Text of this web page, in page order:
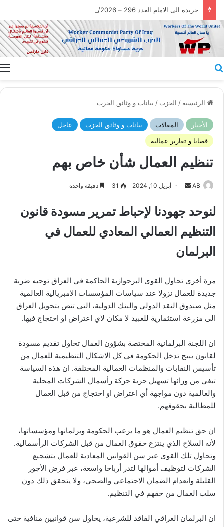
جريدة الى الامام العدد 296 – 28/07/2026
الرئيسية / الحزب / بيانات و وثائق الحزب
الأخبار المقالات بيانات و وثائق الحزب
عاجل
قضايا و تقارير عمالية
تنظيم العمال شأن خاص بهم
AB
أرسل
إلكترونيا
أبريل 10, 2024 31 دقيقة واحدة
لنوحد جهودنا لإحباط تمرير مسودة قانون
التنظيم العمالي المعادي للعمال في
البرلمان
مرة أخرى تحاول القوى البرجوازية الحاكمة في العراق توجيه ضربة
جديدة للعمال نزولا عند سياسات المؤسسات الامبريالية العالمية
مثل صندوق النقد الدولي والبنك الدولية، التي تنص بتحويل العراق
الى مزرعة استثمارية للعبيد لا مكان لاي اعتراض او احتجاج فيها.
ان اللجنة البرلمانية المختصة بشؤون العمال تحاول تقديم مسودة
لقانون يبيح تدخل الحكومة في كل الاشكال التنظيمية للعمال من
تأسيس النقابات والمنظمات العمالية المختلفة. ان هذه السياسة
تبغي من ورائها تسهيل حرية حركة رأسمال الشركات المحلية
والعالمية دون مواجهة أي اعتراض او احتجاج من قبل العمال
للمطالبة بحقوقهم.
ان حق تنظيم العمال هو ما يرعب الحكومة وبرلمانها ومؤسساتها،
لأنه السلاح الذي ينتزع حقوق العمال من قبل الشركات الرأسمالية.
وتحاول تلك القوى عبر سن القوانين المعادية للعمال بتشجيع
الشركات لتوظيف أموالها لتدر أرباحا واسعة، عبر فرض الأجور
القليلة وانعدام الضمان الاجتماعي والصحي، ولا يتحقق ذلك دون
سلب العمال من حقهم في التنظيم.
ان البرلمان العراقي الفاقد للشرعية، يحاول سن قوانيين منافية حتى